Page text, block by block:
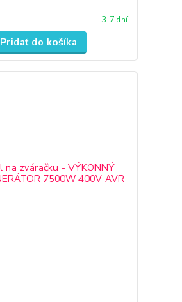
3-7 dní
Pridať do košíka